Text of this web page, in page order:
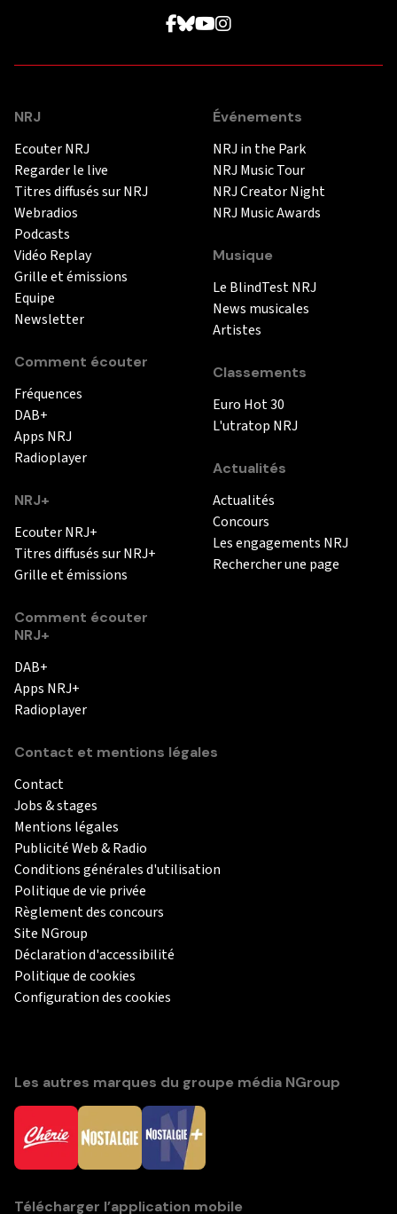
NRJ
Ecouter NRJ
Regarder le live
Titres diffusés sur NRJ
Webradios
Podcasts
Vidéo Replay
Grille et émissions
Equipe
Newsletter
Comment écouter
Fréquences
DAB+
Apps NRJ
Radioplayer
NRJ+
Ecouter NRJ+
Titres diffusés sur NRJ+
Grille et émissions
Comment écouter
NRJ+
DAB+
Apps NRJ+
Radioplayer
Événements
NRJ in the Park
NRJ Music Tour
NRJ Creator Night
NRJ Music Awards
Musique
Le BlindTest NRJ
News musicales
Artistes
Classements
Euro Hot 30
L'utratop NRJ
Actualités
Actualités
Concours
Les engagements NRJ
Rechercher une page
Contact et mentions légales
Contact
Jobs & stages
Mentions légales
Publicité Web & Radio
Conditions générales d'utilisation
Politique de vie privée
Règlement des concours
Site NGroup
Déclaration d'accessibilité
Politique de cookies
Configuration des cookies
Les autres marques du groupe média NGroup
Télécharger l’application mobile